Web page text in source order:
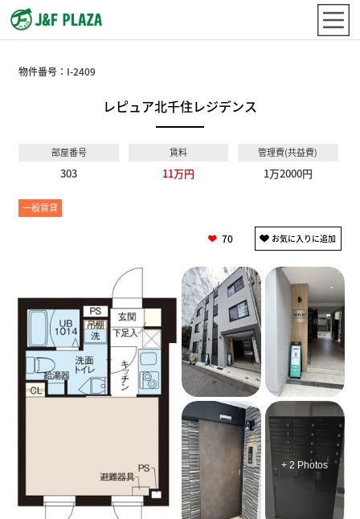
物件番号： I-2409
レピュア北千住レジデンス
部屋番号
303
賃料
11万円
管理費(共益費)
1万2000円
一般賃貸
70
+ 2 Photos